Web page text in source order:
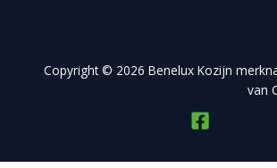
Copyright © 2026 Benelux Kozijn
van